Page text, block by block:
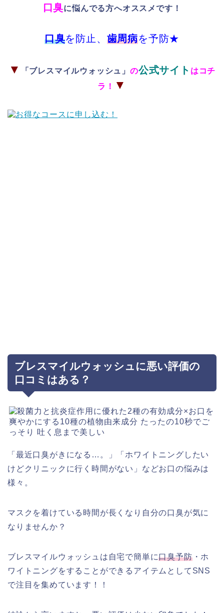
口臭に悩んでる方へオススメです！
口臭を防止、 歯周病を予防★
▼ 「ブレスマイルウォッシュ」 の公式サイト はコチ
ラ！
▼
ブレスマイルウォッシュに悪い評価の
口コミはある？
「最近口臭がきになる…。」「ホワイトニングしたい
けどクリニックに行く時間がない」などお口の悩みは
様々。
マスクを着けている時間が長くなり自分の口臭が気に
なりませんか？
ブレスマイルウォッシュは自宅で簡単に口臭予防・ ホ
ワイトニングをすることができるアイテムとしてSNS
で注目を集めています！！